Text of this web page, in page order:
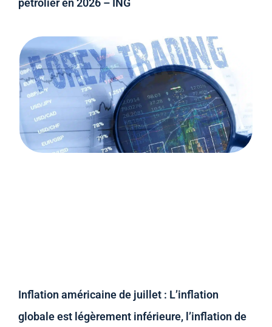
pétrolier en 2026 – ING
Inflation américaine de juillet : L’inflation
globale est légèrement inférieure, l’inflation de